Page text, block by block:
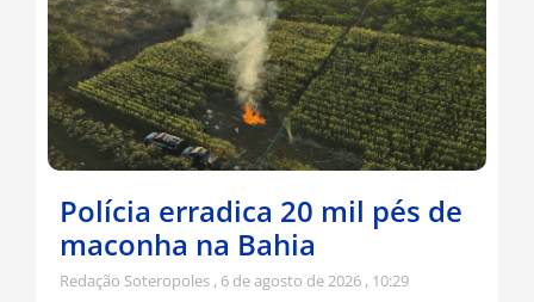
Polícia erradica 20 mil pés de
maconha na Bahia
Redação Soteropoles 6 de agosto de 2026 10:29